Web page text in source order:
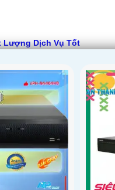
Lượng Dịch Vụ Tốt